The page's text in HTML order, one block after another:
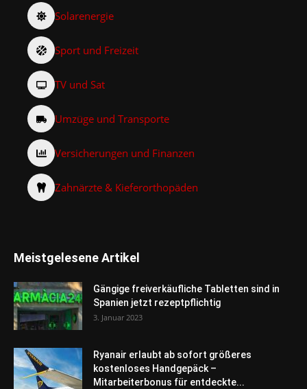
Solarenergie
Sport und Freizeit
TV und Sat
Umzüge und Transporte
Versicherungen und Finanzen
Zahnärzte & Kieferorthopäden
Meistgelesene Artikel
Gängige freiverkäufliche Tabletten sind in
Spanien jetzt rezeptpflichtig
3. Januar 2023
Ryanair erlaubt ab sofort größeres
kostenloses Handgepäck –
Mitarbeiterbonus für entdeckte...